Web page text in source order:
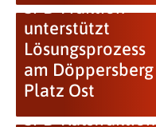
SPD-Fraktion
unterstützt
Lösungsprozess
am Döppersberg
Platz Ost
SPD-Ratsfraktion